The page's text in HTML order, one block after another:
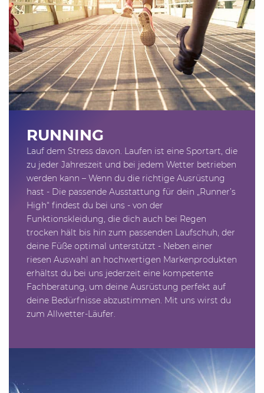
RUNNING
Lauf dem Stress davon. Laufen ist eine Sportart, die
zu jeder Jahreszeit und bei jedem Wetter betrieben
werden kann – Wenn du die richtige Ausrüstung
hast - Die passende Ausstattung für dein „Runner’s
High“ findest du bei uns - von der
Funktionskleidung, die dich auch bei Regen
trocken hält bis hin zum passenden Laufschuh, der
deine Füße optimal unterstützt - Neben einer
riesen Auswahl an hochwertigen Markenprodukten
erhältst du bei uns jederzeit eine kompetente
Fachberatung, um deine Ausrüstung perfekt auf
deine Bedürfnisse abzustimmen. Mit uns wirst du
zum Allwetter-Läufer.